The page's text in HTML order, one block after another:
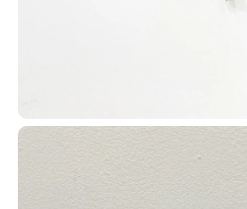
Os cartões em PVC personalizados
possibilidades de uso, incluindo clubes de
associações e planos de saúde, além de